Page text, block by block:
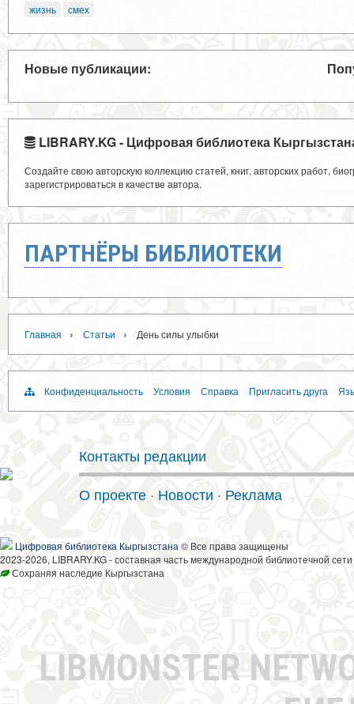
жизнь
смех
Новые публикации:
LIBRARY.KG - Цифровая библиотека
Создайте свою авторскую коллекцию статей, книг, авторских работ,
зарегистрироваться в качестве автора.
ПАРТНЁРЫ БИБЛИОТЕКИ
Главная › Статьи › День силы улыбки
Конфиденциальность Условия Справка Пригласить друга
Контакты редакции
О проекте · Новости · Реклама
Цифровая библиотека Кыргызстана © Все права защищены
2023-2026, LIBRARY.KG - составная часть международной библиотечной
Сохраняя наследие Кыргызстана
LIBMONSTER